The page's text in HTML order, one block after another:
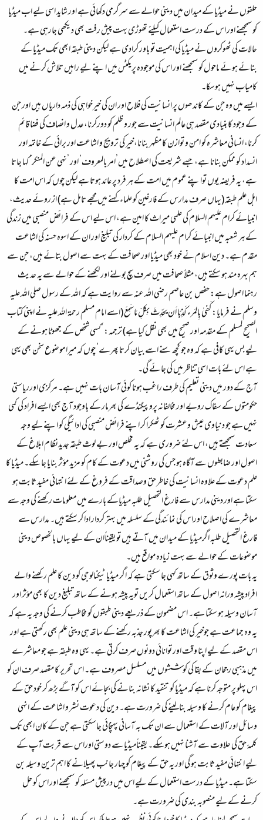
حلقوں نے میڈیا کے میدان میں دینی حوالے سے سرگرمی دکھائی ہے اور شاید اسی لیے اب میڈیا
کو سمجھنے اور اس کے درست استعمال کیلئے تھوڑی بہت پیش رفت بھی دیکھی جارہی ہے۔
حالات کی ٹھوکروں نے میڈیا کی اہمیت تو باور کرادی ہے لیکن دینی طبقہ ابھی تک میڈیا کے
بنائے ہوئے ماحول کو سمجھنے اور اس کی موجودہ پریکٹس میں اپنے لیے راہیں تلاش کرنے میں
کامیاب نہیں ہوسکا۔
ایسے میں وہ جن کے کاندھوں پر انسانیت کی فلاح اور ان کی خیرخواہی کی ذمہ داریاں ہیں اور جن
کے وجود کا بنیادی مقصد ہی عالم انسانیت سے جور و ظلم کو دورکرنا، عدل و انصاف کی فضا قائم
کرنا، انسانی معاشرہ کو امن و توازن کا مظہر بنانا،خیر کی ترویج و اشاعت اور برائی کے خاتمہ اور
انسداد کو ممکن بنانا ہے، جسے شریعت کی اصطلاح میں’امر بالمعروف‘ اور ’نہی عن المنکر‘ کہا جاتا
ہے، یہ فریضہ یوں تواپنے عموم میں امت کے ہر فرد پر عائد ہوتاہے لیکن چوں کہ اس امت کا
اہل علم طبقہ (یہاں صرف مدارس کے فارغین کو علماء کہنے میں مجھے تامل ہے) از روئے حدیث،
انبیائے کرام علیہم السلام کی علمی میراث کا امین ہے، اس لیے اس کے فرائض منصبی میں زندگی
کے ہر شعبہ میں انبیائے کرام علیہم السلام کے کردار کی تبلیغ اور ان کے اسوہ حسنہ کی اشاعت
مقدم ہے۔ دین اسلام نے خود بھی میڈیا اور صحافت کے بہت سے اصول بتائے ہیں، جن سے
ہم بہرہ مند ہو سکتے ہیں، مثلاً صحافت میں صرف سچ بولنے اور لکھنے کے حوالے سے یہ حدیث
رہنما اصول ہے: حفص بن عاصم رضی اللہ عنہ سے روایت ہے کہ اللہ کے رسول صلی اللہ علیہ
وسلم نے فرمایا: کَفیٰ بِالمَرء کَذِبًا اَن یحَدِّثَ بِکلِّ مَاسَمِعَ (اسے امام مسلم رحمۃ اللہ علیہ نے اپنی کتاب
الصحیح لمسلم کے مقدمہ اور صحیح میں بھی نقل کیا ہے) ترجمہ: ’کسی شخص کے جھوٹا ہونے کے
لیے بس یہی کافی ہے کہ وہ جو کچھ سنے اسے بیان کرتا پھرے‘ چوں کہ میرا موضوع سخن بھی یہی
ہے اس لئے بات اسی تناظر میں کی جائے گی۔
آج کے دور میں دینی تعلیم کی طرف راغب ہونا کوئی آسان بات نہیں ہے۔ مرکزی اورریاستی
حکومتوں کے سفاک رویے اور مخالفانہ پروپیگنڈے کی بھرمار کے باوجود آج بھی ایسے افراد کی کمی
نہیں ہے جو دنیاوی عیش وعشرت کو ٹھکرا کر اپنے فرائض منصبی کی ادائیگی کو اپنے لیے وجہ
سعادت سمجھتے ہیں، اس لئے ضروری ہے کہ یہ مخلص اور بے لوث طبقہ جدیدنظام ابلاغ کے
اصول اور ضابطوں سے آگاہ ہو جس کی روشنی میں دعوت کے کام کو مزید مؤثر بنایا جا سکے۔ میڈیا کا
علم دعوت کے علاوہ انسانیت کی خاطر حق وصداقت کے فروغ کے لئے انتہائی مفید ثابت ہو
سکتا ہے اور دینی مدارس سے فارغ التحصیل طلبہ میڈیاکے بارے میں معلومات رکھنے کی وجہ سے
معاشرے کی اصلاح اوراس کی نمائندگی کے سلسلہ میں بہتر کردار ادا کر سکتے ہیں۔ مدارس سے
فارغ التحصیل طلبہ اگرمیڈیا کے میدان میں آتے ہیں تو یقیناًان کے لیے یہاں بالخصوص دینی
موضوعات کے حوالے سے بہت زیادہ مواقع ہیں۔
یہ بات پورے وثوق کے ساتھ کہی جا سکتی ہے کہ اگر میڈیا ٹیکنالوجی کو دین کا علم رکھنے والے
افراد پیشہ ورانہ اصول کے ساتھ استعمال کریں تویہ پیشہ ہونے کے ساتھ تبلیغ دین کا بھی مؤثر اور
آسان وسیلہ ہو سکتا ہے۔ اس مضمون کے ذریعے دینی طبقوں کو مخاطب کرنے کی وجہ یہ ہے کہ
یہ وہ جماعت ہے جوخیر کی اشاعت کا بھرپور جذبہ رکھنے کے ساتھ ہی دینی علم بھی رکھتی ہے اور
اس مقصد کے لیے اپنا وقت اور توانائی دونوں صرف کرتی ہے۔ یہی وہ طبقہ ہے جو معاشرے
میں مذہبی رجحان کے بقا کی کوششوں میں مسلسل مصروف ہے۔ اس تحریر کا مقصد صرف ان کو
اس پہلو پر متوجہ کرنا ہے کہ میڈیا کو تنقید کا نشانہ بنانے کی بجائے اس کو آگے بڑھ کر خود حق کے
پیغام کو عام کرنے کا وسیلہ بنالینے کی ضرورت ہے۔ دین کی دعوت نشر و اشاعت کے انہی
وسائل اور آلات کے استعمال سے ان تک بہ آسانی پہنچائی جاسکتی ہے جن کے کان ابھی تک
کلمۂ حق کی حلاوت سے آشنا نہیں ہوسکے۔ یقیناًمیڈیا سے دوستی اوراس سے قربت آپ کے
لیے انتہائی مفید ثابت ہو گی اور یہ حق کے پیغام کو چہار جانب پھیلانے کا اہم ترین وسیلہ بن
سکتا ہے۔ میڈیا کے درست استعمال کے لیے اس میں درپیش مسئلہ کو سمجھنے اور اس کو حل
کرنے کے لیے منصوبہ بندی کی ضرورت ہے۔